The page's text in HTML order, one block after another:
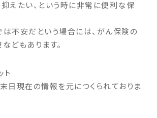
えたい、という時に非常に便利な保
不安だという場合には、がん保険の
どもあります。
ト
日現在の情報を元につくられておりま